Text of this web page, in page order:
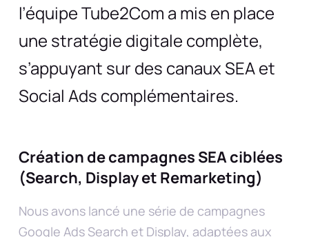
l’équipe Tube2Com a mis en place
une stratégie digitale complète,
s’appuyant sur des canaux SEA et
Social Ads complémentaires.
Création de campagnes SEA ciblées
(Search, Display et Remarketing)
Nous avons lancé une série de campagnes
Google Ads Search et Display, adaptées aux